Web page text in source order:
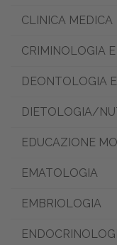
18
CLINICA MEDICA
CRIMINOLOGIA
DEONTOLOGIA
DIETOLOGIA/
EDUCAZIONE
EMATOLOGIA
EMBRIOLOGIA